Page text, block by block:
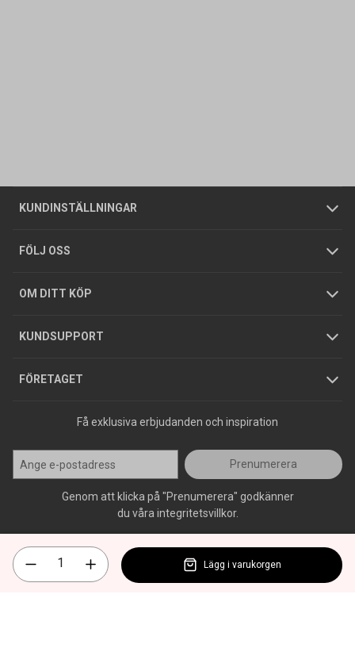
KUNDINSTÄLLNINGAR
Företagskund / Privatkund
FÖLJ OSS
OM DITT KÖP
Allmänna försäljningsvillkor
Integritetspolicy
GDPR
KUNDSUPPORT
Butiker
Foldrar och kataloger
Köpguider
Varumärken
FÖRETAGET
Om oss
Tjänster
Hållbarhet
Jobba hos oss
Press
Få exklusiva erbjudanden och inspiration
Prenumerera
Genom att klicka på "Prenumerera" godkänner
du våra integritetsvillkor.
Lägg i varukorgen